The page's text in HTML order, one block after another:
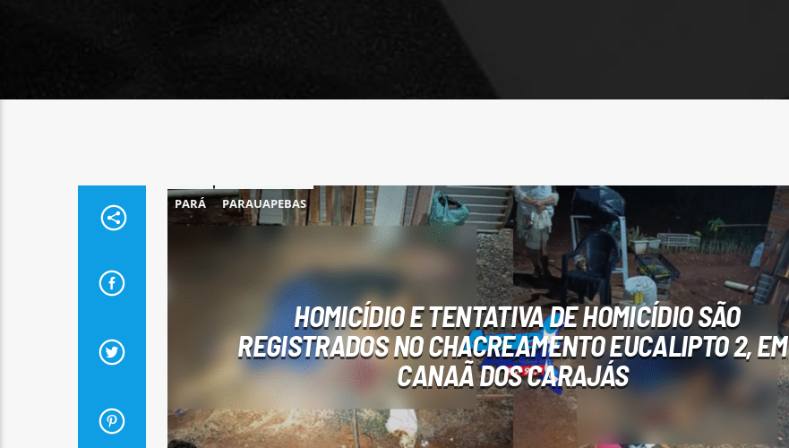
PARÁ PARAUAPEBAS
HOMICÍDIO E TENTATIVA DE HOMICÍDIO SÃO
REGISTRADOS NO CHACREAMENTO EUCALIPTO 2, EM
CANAÃ DOS CARAJÁS